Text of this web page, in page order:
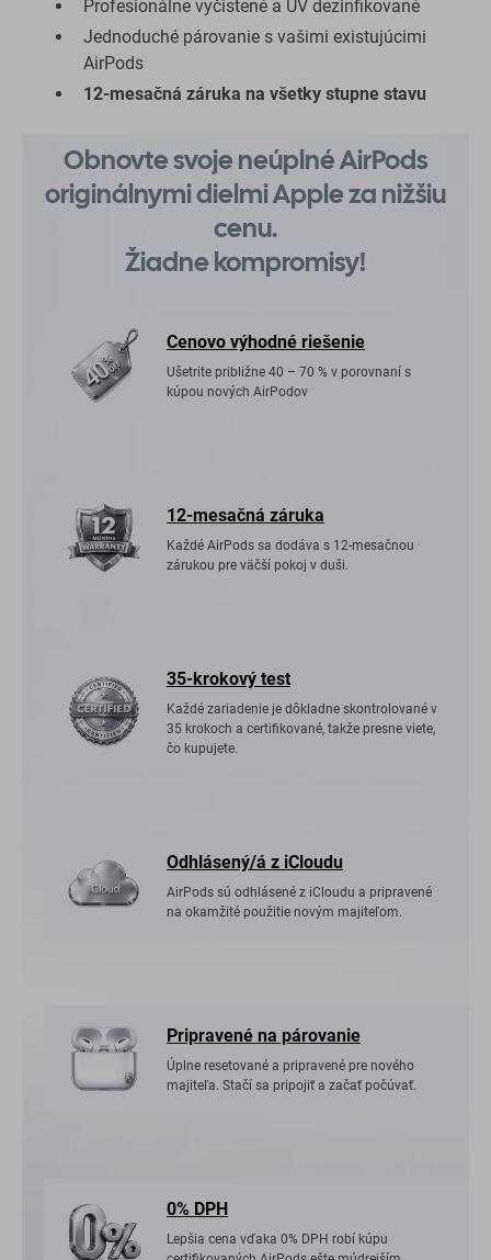
Profesionálne vyčistené a UV dezinfikované
Jednoduché párovanie s vašimi existujúcimi
AirPods
12-mesačná záruka na všetky stupne stavu
Obnovte svoje neúplné AirPods
originálnymi dielmi Apple za nižšiu
cenu.
Žiadne kompromisy!
Cenovo výhodné riešenie
Ušetrite približne 40 – 70 % v porovnaní s
kúpou nových AirPodov
12-mesačná záruka
Každé AirPods sa dodáva s 12-mesačnou
zárukou pre väčší pokoj v duši.
35-krokový test
Každé zariadenie je dôkladne skontrolované v
35 krokoch a certifikované, takže presne viete,
čo kupujete.
Odhlásený/á z iCloudu
AirPods sú odhlásené z iCloudu a pripravené
na okamžité použitie novým majiteľom.
Pripravené na párovanie
Úplne resetované a pripravené pre nového
majiteľa. Stačí sa pripojiť a začať počúvať.
0% DPH
Lepšia cena vďaka 0% DPH robí kúpu